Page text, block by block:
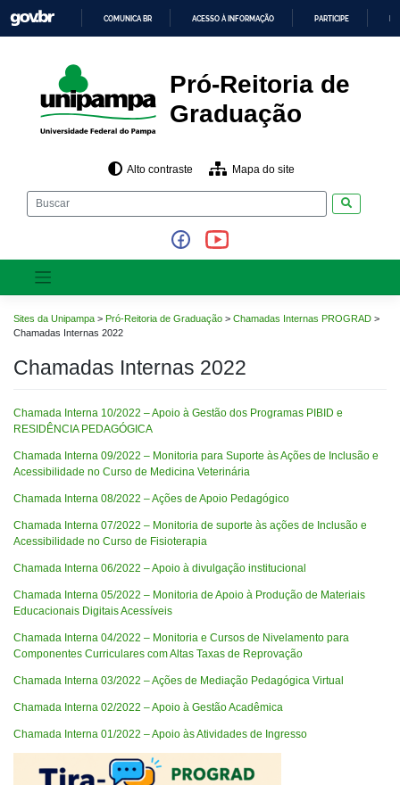
para
o
CONTEÚDO
COMUNICA BR ACESSO À INFORMAÇÃO PARTICIPE
Pró-Reitoria de
Graduação
Alto contraste Mapa do site
Sites da Unipampa > Pró-Reitoria de Graduação > Chamadas Internas PROGRAD >
Chamadas Internas 2022
Chamadas Internas 2022
Chamada Interna 10/2022 – Apoio à Gestão dos Programas PIBID e
RESIDÊNCIA PEDAGÓGICA
Chamada Interna 09/2022 – Monitoria para Suporte às Ações de Inclusão e
Acessibilidade no Curso de Medicina Veterinária
Chamada Interna 08/2022 – Ações de Apoio Pedagógico
Chamada Interna 07/2022 – Monitoria de suporte às ações de Inclusão e
Acessibilidade no Curso de Fisioterapia
Chamada Interna 06/2022 – Apoio à divulgação institucional
Chamada Interna 05/2022 – Monitoria de Apoio à Produção de Materiais
Educacionais Digitais Acessíveis
Chamada Interna 04/2022 – Monitoria e Cursos de Nivelamento para
Componentes Curriculares com Altas Taxas de Reprovação
Chamada Interna 03/2022 – Ações de Mediação Pedagógica Virtual
Chamada Interna 02/2022 – Apoio à Gestão Acadêmica
Chamada Interna 01/2022 – Apoio às Atividades de Ingresso